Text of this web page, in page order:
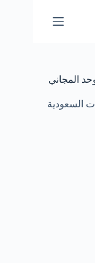
المجاني
السعودية